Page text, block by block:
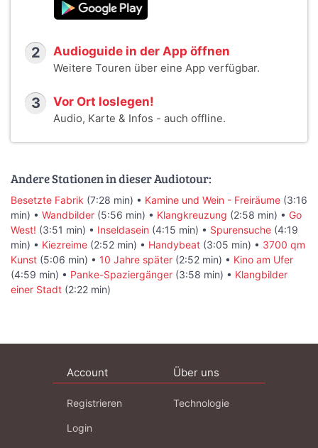
2 Audioguide in der App öffnen
Weitere Touren über eine App verfügbar.
3 Vor Ort loslegen!
Audio, Karte & Infos - auch offline.
Andere Stationen in dieser Audiotour:
Besetzte Fabrik (7:28 min) • Kamine und Wein - Freiräume (3:16
min) • Wandbilder (5:56 min) • Klangkreuzung (2:58 min) • Go
West! (3:51 min) • Inseldasein (4:15 min) • Spurensuche (4:19
min) • Kiezreime (2:52 min) • Handybeat (3:05 min) • 3700 qm
Kunst (5:06 min) • 10 Jahre später (2:52 min) • Kino am Ufer
(4:59 min) • Panke-Spaziergänger (3:58 min) • Klangbilder
einer Stadt (2:22 min)
Account
Registrieren
Login
Über uns
Technologie